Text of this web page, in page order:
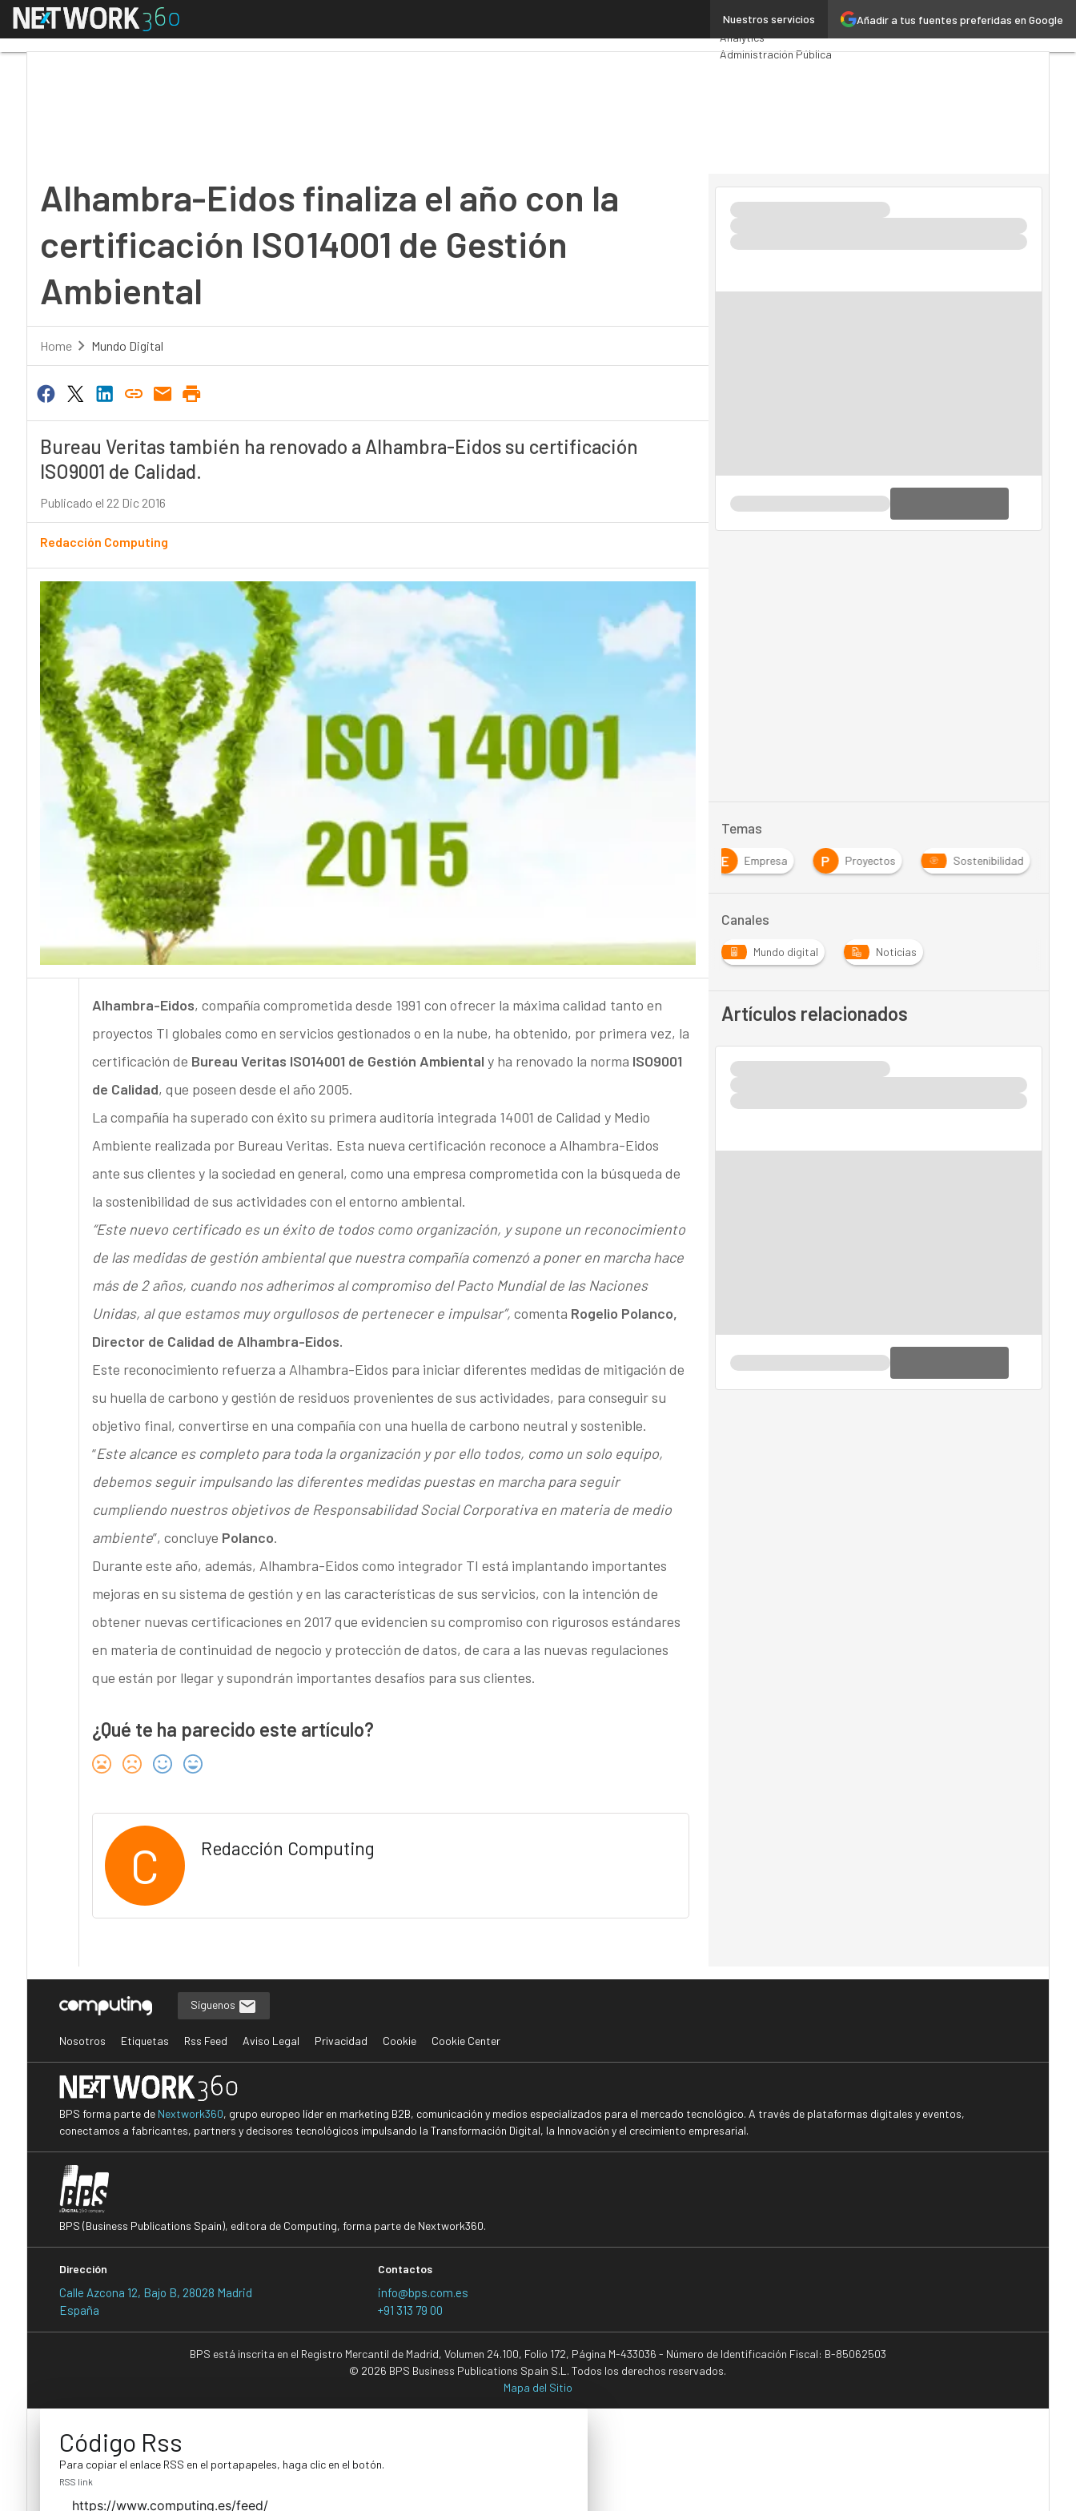
Añadir a tus fuentes preferidas en Google
Nuestros servicios
Menú
Premios Computing
Analytics
Administración Pública
Alhambra-Eidos finaliza el año con la
certificación ISO14001 de Gestión
Ambiental
Home Mundo Digital
Bureau Veritas también ha renovado a Alhambra-Eidos su certificación
ISO9001 de Calidad.
Publicado el 22 Dic 2016
Redacción Computing
Alhambra-Eidos, compañía comprometida desde 1991 con ofrecer la máxima calidad tanto en
proyectos TI globales como en servicios gestionados o en la nube, ha obtenido, por primera vez, la
certificación de Bureau Veritas ISO14001 de Gestión Ambiental y ha renovado la norma ISO9001
de Calidad, que poseen desde el año 2005.
La compañía ha superado con éxito su primera auditoría integrada 14001 de Calidad y Medio
Ambiente realizada por Bureau Veritas. Esta nueva certificación reconoce a Alhambra-Eidos
ante sus clientes y la sociedad en general, como una empresa comprometida con la búsqueda de
la sostenibilidad de sus actividades con el entorno ambiental.
“Este nuevo certificado es un éxito de todos como organización, y supone un reconocimiento
de las medidas de gestión ambiental que nuestra compañía comenzó a poner en marcha hace
más de 2 años, cuando nos adherimos al compromiso del Pacto Mundial de las Naciones
Unidas, al que estamos muy orgullosos de pertenecer e impulsar”, comenta Rogelio Polanco,
Director de Calidad de Alhambra-Eidos.
Este reconocimiento refuerza a Alhambra-Eidos para iniciar diferentes medidas de mitigación de
su huella de carbono y gestión de residuos provenientes de sus actividades, para conseguir su
objetivo final, convertirse en una compañía con una huella de carbono neutral y sostenible.
“Este alcance es completo para toda la organización y por ello todos, como un solo equipo,
debemos seguir impulsando las diferentes medidas puestas en marcha para seguir
cumpliendo nuestros objetivos de Responsabilidad Social Corporativa en materia de medio
ambiente”, concluye Polanco.
Durante este año, además, Alhambra-Eidos como integrador TI está implantando importantes
mejoras en su sistema de gestión y en las características de sus servicios, con la intención de
obtener nuevas certificaciones en 2017 que evidencien su compromiso con rigurosos estándares
en materia de continuidad de negocio y protección de datos, de cara a las nuevas regulaciones
que están por llegar y supondrán importantes desafíos para sus clientes.
¿Qué te ha parecido este artículo?
C Redacción Computing
Temas
E
Empresa P Proyectos Sostenibilidad
Canales
Mundo digital Noticias
Artículos relacionados
Síguenos
Nosotros Etiquetas Rss Feed Aviso Legal Privacidad Cookie Cookie Center
BPS forma parte de Nextwork360, grupo europeo líder en marketing B2B, comunicación y medios especializados para el mercado tecnológico. A través de plataformas digitales y eventos,
conectamos a fabricantes, partners y decisores tecnológicos impulsando la Transformación Digital, la Innovación y el crecimiento empresarial.
BPS (Business Publications Spain), editora de Computing, forma parte de Nextwork360.
Dirección
Calle Azcona 12, Bajo B, 28028 Madrid
España
Contactos
info@bps.com.es
+91 313 79 00
BPS está inscrita en el Registro Mercantil de Madrid, Volumen 24.100, Folio 172, Página M-433036 - Número de Identificación Fiscal: B-85062503
© 2026 BPS Business Publications Spain S.L. Todos los derechos reservados.
Mapa del Sitio
Código Rss
Para copiar el enlace RSS en el portapapeles, haga clic en el botón.
RSS link